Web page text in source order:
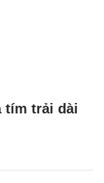
tím trải dài